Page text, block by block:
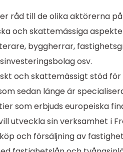
råd till de olika aktörerna på
och skattemässiga
byggherrar,
osv.
och skattemässigt stöd för
sedan länge är
som erbjuds europeiska
utveckla sin verksamhet i
och försäljning av